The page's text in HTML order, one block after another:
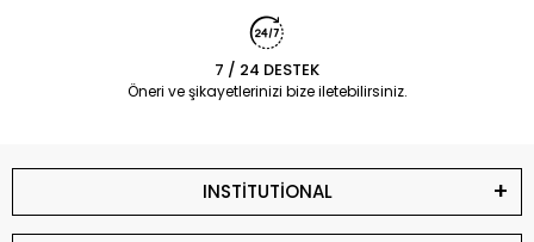
7 / 24 DESTEK
Öneri ve şikayetlerinizi bize iletebilirsiniz.
INSTİTUTİONAL